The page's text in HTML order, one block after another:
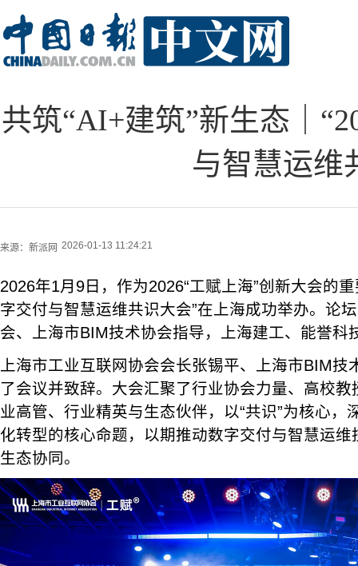
共筑“AI+建筑”新生态｜
与智慧运维
来源： 新派网 2026-01-13 11:24:21
2026年1月9日，作为2026“工赋上海”创新大会的
字交付与智慧运维共识大会”在上海成功举办。论
会、上海市BIM技术协会指导，上海建工、能誉科
上海市工业互联网协会会长张锡平、上海市BIM技
了会议并致辞。大会汇聚了行业协会力量、高校
业高管、行业精英与生态伙伴，以“共识”为核心，
化转型的核心命题，以期推动数字交付与智慧运
生态协同。